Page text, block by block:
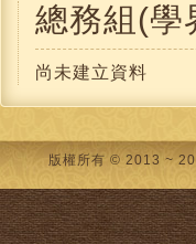
總務組(學
尚未建立資料
版權所有 © 2013 ~